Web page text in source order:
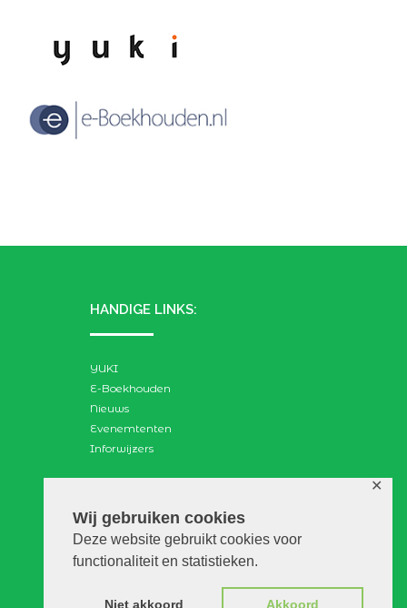
Wij gebruiken cookies
Deze website gebruikt cookies voor
functionaliteit en statistieken.
Niet akkoord Akkoord
✕
HANDIGE LINKS:
YUKI
E-Boekhouden
Nieuws
Evenemtenten
Inforwijzers
Search